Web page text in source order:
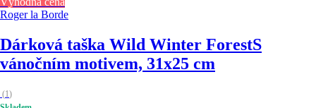
Roger la Borde
Dárková taška Wild Winter ForestS
vánočním motivem, 31x25 cm
(1)